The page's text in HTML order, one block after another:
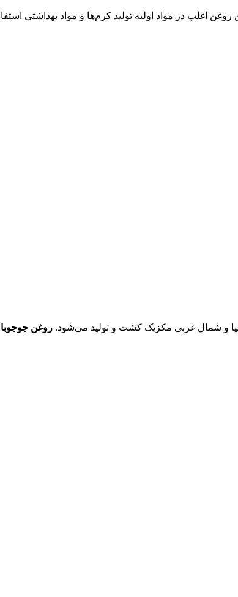
اغلب در مواد اولیه تولید کرم‌ها و مواد بهداشتی
و شمال غربی مکزیک کشت و تولید می‌شود. روغن جوجوبا